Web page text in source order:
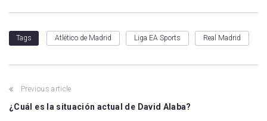
Tags Atlético de Madrid Liga EA Sports Real Madrid
Previous article
¿Cuál es la situación actual de David Alaba?